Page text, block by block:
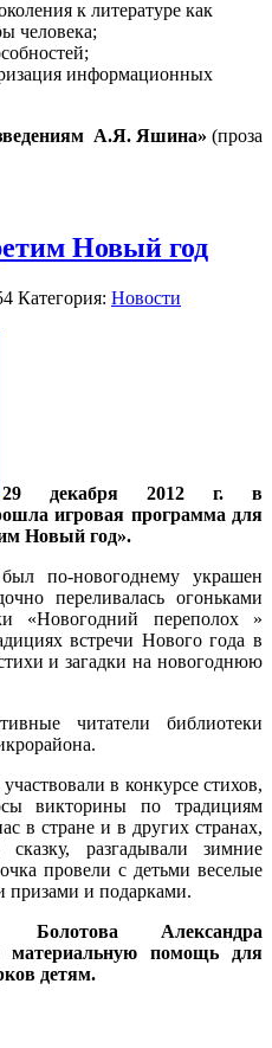
к литературе как
человека;
информационных
А.Я. Яшина» (проза
Новый год
Категория: Новости
29 декабря 2012 г. в
игровая программа для
Новый год».
по-новогоднему украшен
переливалась огоньками
«Новогодний переполох »
встречи Нового года в
и загадки на новогоднюю
читатели библиотеки
в конкурсе стихов,
викторины по традициям
в стране и в других странах,
разгадывали зимние
провели с детьми веселые
призами и подарками.
Болотова Александра
материальную помощь для
детям.